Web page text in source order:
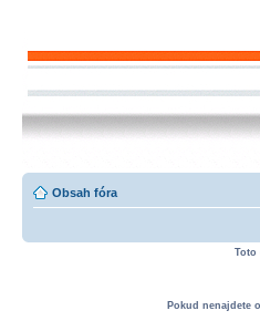
Obsah fóra
Toto
Pokud nenajdete